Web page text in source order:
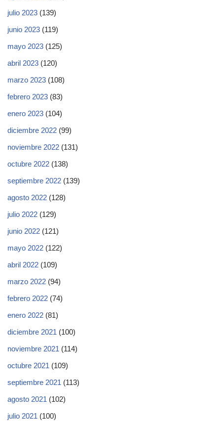
julio 2023 (139)
junio 2023 (119)
mayo 2023 (125)
abril 2023 (120)
marzo 2023 (108)
febrero 2023 (83)
enero 2023 (104)
diciembre 2022 (99)
noviembre 2022 (131)
octubre 2022 (138)
septiembre 2022 (139)
agosto 2022 (128)
julio 2022 (129)
junio 2022 (121)
mayo 2022 (122)
abril 2022 (109)
marzo 2022 (94)
febrero 2022 (74)
enero 2022 (81)
diciembre 2021 (100)
noviembre 2021 (114)
octubre 2021 (109)
septiembre 2021 (113)
agosto 2021 (102)
julio 2021 (100)